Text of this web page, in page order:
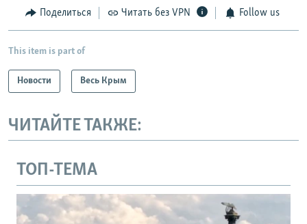
Поделиться Читать без VPN Follow us
This item is part of
Новости Весь Крым
ЧИТАЙТЕ ТАКЖЕ:
ТОП-ТЕМА